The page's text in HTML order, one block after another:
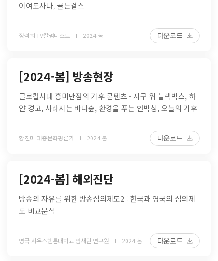
이여도사나, 골든걸스
정석희 TV칼럼니스트 2024 봄 다운로드
[2024-봄] 방송현장
글로컬시대 흥미만점의 기후 콘텐츠 - 지구 위 블랙박스, 하
얀 경고, 사라지는 바다숲, 환경을 푸는 언박싱, 오늘의 기후
황진미 대중문화평론가 2024 봄 다운로드
[2024-봄] 해외진단
방송의 자유를 위한 방송심의제도2 : 한국과 영국의 심의제
도 비교분석
영국 사우스햄튼대학교 엄새린 연구원 2024 봄 다운로드